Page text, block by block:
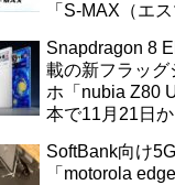
「S-MAX（エ
Snapdragon 8
載の新フラッグ
ホ「nubia Z80
本で11月21日
SoftBank向け
「motorola